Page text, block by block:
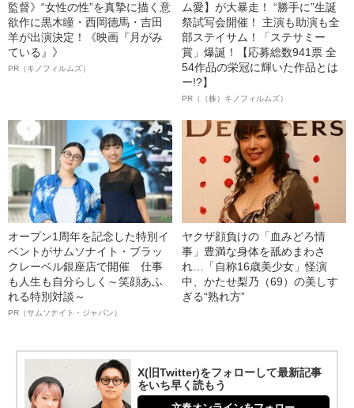
監督》“女性の性”を真摯に描く意
欲作に黒木瞳・西岡德馬・吉田
羊が出演決定！《映画『月がみ
ている』》
PR（キノフィルムズ）
ム愛】が大暴走！ “勝手に”生誕
祭試写会開催！ 主演も助演も全
部ステイサム！「ステサミー
賞」爆誕！【応募総数941票 全
54作品の栄冠に輝いた作品とは
ー!?】
PR（（株）キノフィルムズ）
オープン1周年を記念した特別イ
ベントがサムソナイト・ブラッ
クレーベル銀座店で開催 仕事
も人生も自分らしく～笑顔あふ
れる特別対談～
PR（サムソナイト・ジャパン）
ヤクザ顔負けの「血みどろ情
事」豊満な身体を舐めまわさ
れ…「自称16歳美少女」怪演
中、かたせ梨乃（69）の美しす
ぎる“熟れ方”
X(旧Twitter)をフォローして最新記事
をいち早く読もう